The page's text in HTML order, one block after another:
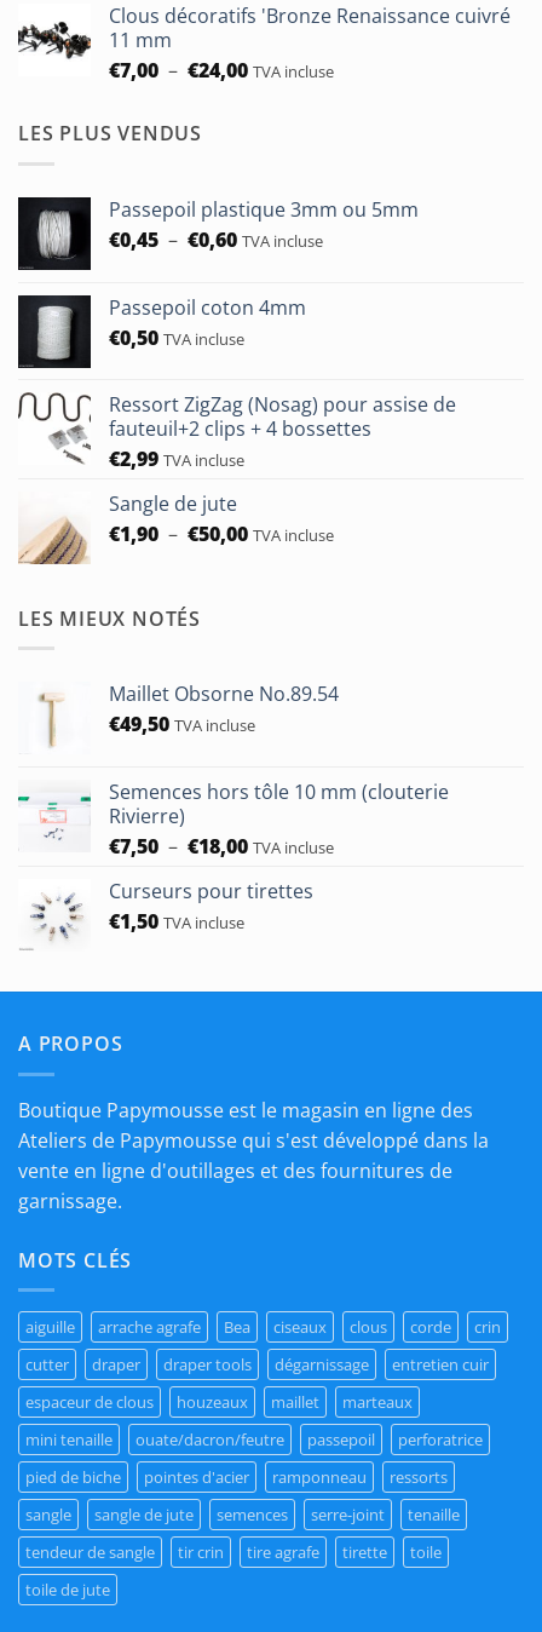
€6,50
€24,00
Clous décoratifs 'Bronze Renaissance cuivré
11 mm
€7,00 – €24,00Plage
€24,00
TVA incluse
LES PLUS VENDUS
Passepoil plastique 3mm ou 5mm
€0,45 – €0,60Plage
€0,45
à
TVA incluse
Passepoil coton 4mm
€0,50 TVA incluse
Ressort ZigZag (Nosag) pour assise de
fauteuil+2 clips + 4 bossettes
€2,99 TVA incluse
Sangle de jute
€1,90 – €50,00Plage
TVA incluse
LES MIEUX NOTÉS
Maillet Obsorne No.89.54
€49,50 TVA incluse
Semences hors tôle 10 mm (clouterie
Rivierre)
€7,50 – €18,00Plage
prix :
TVA incluse
Curseurs pour tirettes
€1,50 TVA incluse
A PROPOS
Boutique Papymousse est le magasin en ligne des
Ateliers de Papymousse qui s'est développé dans la
vente en ligne d'outillages et des fournitures de
garnissage.
MOTS CLÉS
aiguille arrache agrafe Bea ciseaux clous corde
crin
cutter
draper draper tools dégarnissage
entretien cuir
espaceur de clous
houzeaux maillet
marteaux
mini tenaille
ouate/dacron/feutre passepoil
perforatrice
pied de biche
pointes d'acier ramponneau
ressorts
sangle
sangle de jute semences serre-joint
tenaille
tendeur de sangle
tir crin tire agrafe tirette
toile
toile de jute